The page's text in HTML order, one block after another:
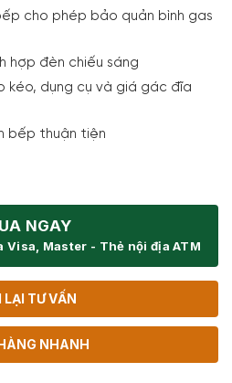
cho phép bảo quản bình gas
hợp đèn chiếu sáng
kéo, dụng cụ và giá gác đĩa
bếp thuận tiện
25530 VIDERO G3-S Vario 30
NGAY
Visa, Master - Thẻ nội địa ATM
LẠI TƯ VẤN
NHANH